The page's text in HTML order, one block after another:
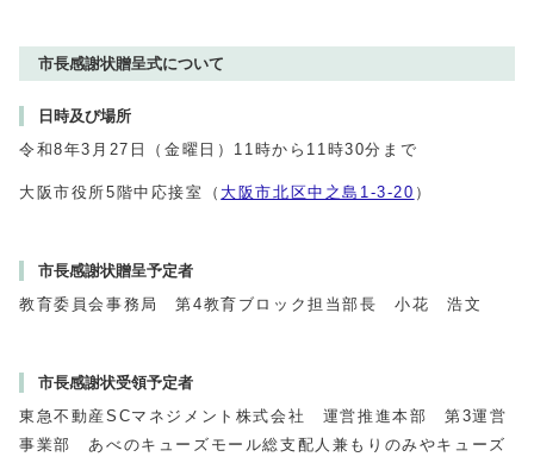
市長感謝状贈呈式について
日時及び場所
令和8年3月27日（金曜日）11時から11時30分まで
大阪市役所5階中応接室（ 大阪市北区中之島1-3-20 ）
市長感謝状贈呈予定者
教育委員会事務局 第4教育ブロック担当部長 小花 浩文
市長感謝状受領予定者
東急不動産SCマネジメント株式会社 運営推進本部 第3運営
事業部 あべのキューズモール総支配人兼もりのみやキューズ